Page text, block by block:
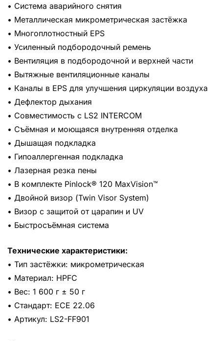
• Система аварийного снятия
• Металлическая микрометрическая застёжка
• Многоплотностный EPS
• Усиленный подбородочный ремень
• Вентиляция в подбородочной и верхней части
• Вытяжные вентиляционные каналы
• Каналы в EPS для улучшения циркуляции воздуха
• Дефлектор дыхания
• Совместимость с LS2 INTERCOM
• Съёмная и моющаяся внутренняя отделка
• Дышащая подкладка
• Гипоаллергенная подкладка
• Лазерная резка пены
• В комплекте Pinlock® 120 MaxVision™
• Двойной визор (Twin Visor System)
• Визор с защитой от царапин и UV
• Быстросъёмная система
Технические характеристики:
• Тип застёжки: микрометрическая
• Материал: HPFC
• Вес: 1 600 г ± 50 г
• Стандарт: ECE 22.06
• Артикул: LS2-FF901